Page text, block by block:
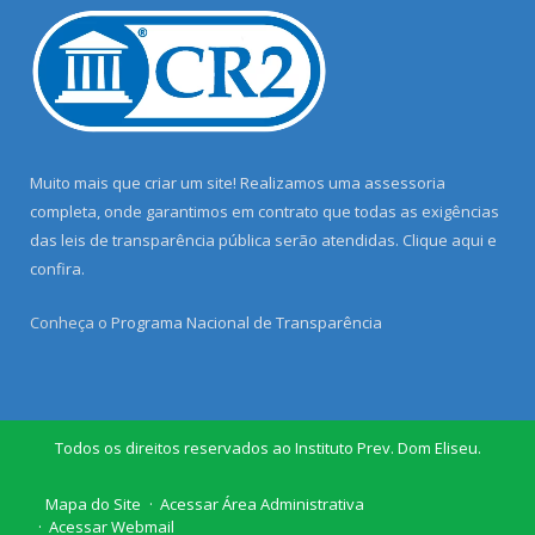
Muito mais que criar um site! Realizamos uma assessoria
completa, onde garantimos em contrato que todas as exigências
das leis de transparência pública serão atendidas. Clique aqui e
confira.
Conheça o Programa Nacional de Transparência
Todos os direitos reservados ao Instituto Prev. Dom Eliseu.
Mapa do Site
Acessar Área Administrativa
Acessar Webmail